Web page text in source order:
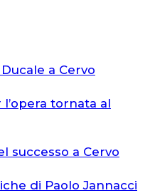
a Cervo
tornata al
successo a Cervo
di Paolo Jannacci